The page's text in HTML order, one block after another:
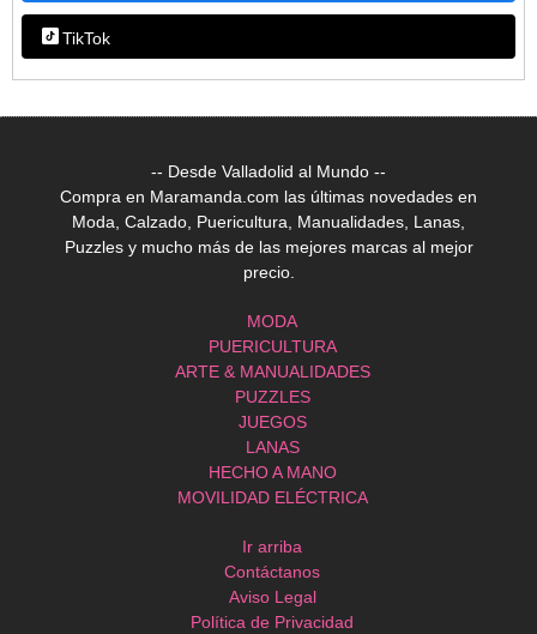
TikTok
-- Desde Valladolid al Mundo --
Compra en Maramanda.com las últimas novedades en
Moda, Calzado, Puericultura, Manualidades, Lanas,
Puzzles y mucho más de las mejores marcas al mejor
precio.
MODA
PUERICULTURA
ARTE & MANUALIDADES
PUZZLES
JUEGOS
LANAS
HECHO A MANO
MOVILIDAD ELÉCTRICA
Ir arriba
Contáctanos
Aviso Legal
Política de Privacidad